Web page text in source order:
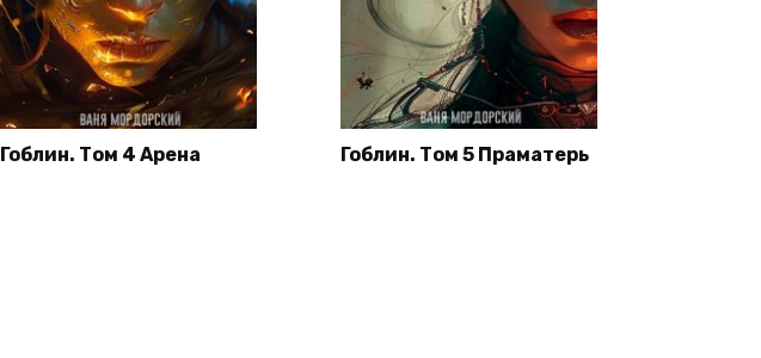
Гоблин. Том 4 Арена Гоблин. Том 5 Праматерь